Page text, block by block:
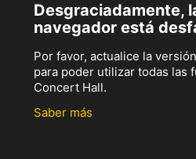
Desgraciadamente,
navegador está
Por favor, actualice la
para poder utilizar todas las
Concert Hall.
Saber más